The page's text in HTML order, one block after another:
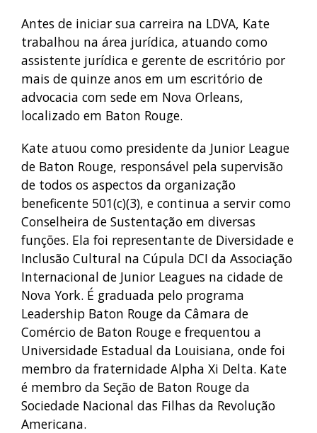
Antes de iniciar sua carreira na LDVA, Kate
trabalhou na área jurídica, atuando como
assistente jurídica e gerente de escritório por
mais de quinze anos em um escritório de
advocacia com sede em Nova Orleans,
localizado em Baton Rouge.
Kate atuou como presidente da Junior League
de Baton Rouge, responsável pela supervisão
de todos os aspectos da organização
beneficente 501(c)(3), e continua a servir como
Conselheira de Sustentação em diversas
funções. Ela foi representante de Diversidade e
Inclusão Cultural na Cúpula DCI da Associação
Internacional de Junior Leagues na cidade de
Nova York. É graduada pelo programa
Leadership Baton Rouge da Câmara de
Comércio de Baton Rouge e frequentou a
Universidade Estadual da Louisiana, onde foi
membro da fraternidade Alpha Xi Delta. Kate
é membro da Seção de Baton Rouge da
Sociedade Nacional das Filhas da Revolução
Americana.